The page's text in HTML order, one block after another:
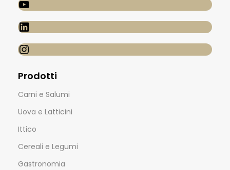
Prodotti
Carni e Salumi
Uova e Latticini
Ittico
Cereali e Legumi
Gastronomia